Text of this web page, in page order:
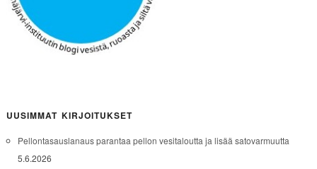
UUSIMMAT KIRJOITUKSET
Pellontasauslanaus parantaa pellon vesitaloutta ja lisää satovarmuutta
5.6.2026